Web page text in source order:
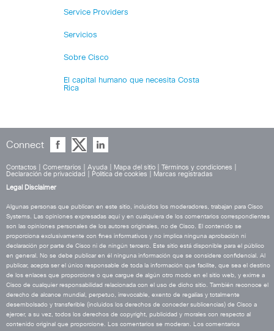
Service Providers
Servicios
Sobre Cisco
El capital humano que necesita Costa
Rica
Connect
Contactos Comentarios Ayuda Mapa del sitio Términos y condiciones
Declaración de privacidad
Política de cookies
Marcas registradas
Legal Disclaimer
Algunas personas que publican en este sitio, incluidos los moderadores, trabajan para Cisco
Systems. Las opiniones expresadas aquí y en cualquiera de los comentarios correspondientes
son las opiniones personales de los autores originales, no de Cisco. El contenido se
proporciona exclusivamente con fines informativos y no implica ninguna aprobación ni
declaración por parte de Cisco ni de ningún tercero. Este sitio está disponible para el público
en general. No se debe publicar en él ninguna información que se considere confidencial. Al
publicar, acepta ser el único responsable de toda la información que facilite, que sea el destino
de los enlaces que proporcione o que cargue de algún otro modo en el sitio web, y exime a
Cisco de cualquier responsabilidad relacionada con el uso de dicho sitio. También reconoce el
derecho de alcance mundial, perpetuo, irrevocable, exento de regalías y totalmente
desembolsado y transferible (incluidos los derechos de conceder sublicencias) de Cisco a
ejercer, a su vez, todos los derechos de copyright, publicidad y morales con respecto al
contenido original que proporcione. Los comentarios se moderan. Los comentarios